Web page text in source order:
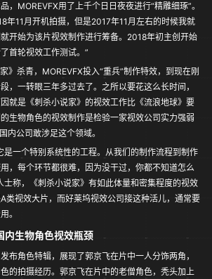
，MOREVFX用了上千个日日夜夜进行“精雕细琢”。
年11月开机拍摄，但是2017年11月左右的时候我就
开始为该片视效制作进行筹备。2018年初主创开始
首轮视效工作测试。”
》杀青，MOREVFX投入“重兵”制作特效，到现在刚
，一转眼三年多过去了。之所以要花这么长时间，
就是《刺杀小说家》的视效工作比《流浪地球》要
生物角色的视效制作是检验一家视效公司实力强弱
内公司敢涉足这个领域。
是一个特别系统性的工程。从我们的制作流程到制作
，每个环节都很难，因为没干过，你都不知道怎么
士称，《刺杀小说家》有如此体量和密集程度的视效
类视效大片，而好莱坞视效公司接这种活儿，通常要
。
内生物角色视效瓶颈
布角色特辑，展现了郭京飞在片中一人分饰两角，
的拍摄经历。郭京飞在片中的老僧角色，秃头加上